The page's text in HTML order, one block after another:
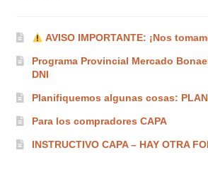
AVISO IMPORTANTE: ¡Nos
Programa Provincial Mercado
DNI
Planifiquemos algunas cosas: PLAN
Para los compradores CAPA
INSTRUCTIVO CAPA – HAY OTRA